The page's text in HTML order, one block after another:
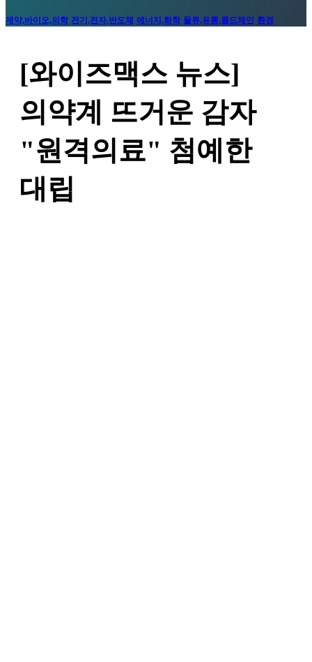
제약,바이오,의학 전기,전자,반도체 에너지,화학 물류,유통,콜드체인 환경
[와이즈맥스 뉴스]
의약계 뜨거운 감자
"원격의료" 첨예한
대립